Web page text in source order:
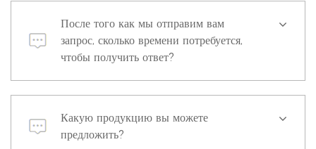
После того как мы отправим вам
запрос, сколько времени потребуется,
чтобы получить ответ?
Какую продукцию вы можете
предложить?